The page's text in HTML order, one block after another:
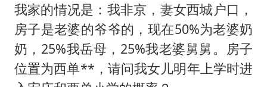
我家的情况是：我非京，妻女西城户口，
房子是老婆的爷爷的，现在50%为老婆奶
奶，25%我岳母，25%我老婆舅舅。房子
位置为西单**，请问我女儿明年上学时进